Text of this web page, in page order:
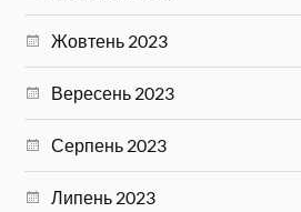
Жовтень 2023
Вересень 2023
Серпень 2023
Липень 2023